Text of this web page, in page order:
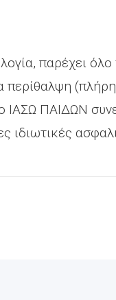
παρέχει
περίθαλψη
ΠΑΙΔΩΝ
ιδιωτικές